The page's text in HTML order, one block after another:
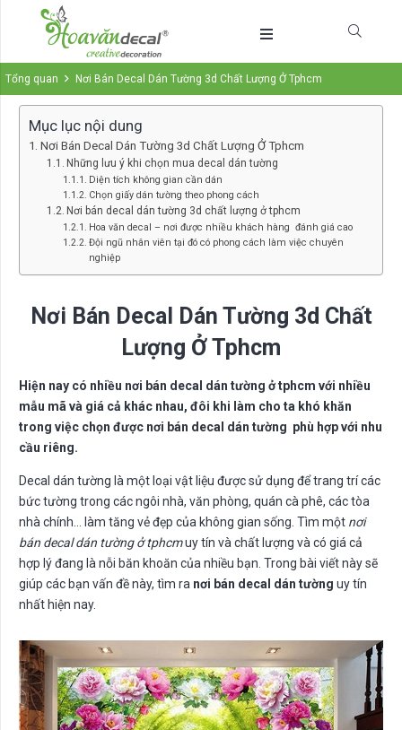
Tổng quan Nơi Bán Decal Dán Tường 3d Chất Lượng Ở Tphcm
Mục lục nội dung
Nơi Bán Decal Dán Tường 3d Chất Lượng Ở Tphcm
Những lưu ý khi chọn mua decal dán tường
Diện tích không gian cần dán
Chọn giấy dán tường theo phong cách
Nơi bán decal dán tường 3d chất lượng ở tphcm
Hoa văn decal – nơi được nhiều khách hàng đánh giá cao
Đội ngũ nhân viên tại đó có phong cách làm việc chuyên
nghiệp
Nơi Bán Decal Dán Tường 3d Chất
Lượng Ở Tphcm
Hiện nay có nhiều nơi bán decal dán tường ở tphcm với nhiều
mẫu mã và giá cả khác nhau, đôi khi làm cho ta khó khăn
trong việc chọn được nơi bán decal dán tường phù hợp với nhu
cầu riêng.
Decal dán tường là một loại vật liệu được sử dụng để trang trí các
bức tường trong các ngôi nhà, văn phòng, quán cà phê, các tòa
nhà chính… làm tăng vẻ đẹp của không gian sống. Tìm một nơi
bán decal dán tường ở tphcmuy tín và chất lượng và có giá cả
hợp lý đang là nỗi băn khoăn của nhiều bạn. Trong bài viết này sẽ
giúp các bạn vấn đề này, tìm ra nơi bán decal dán tường uy tín
nhất hiện nay.